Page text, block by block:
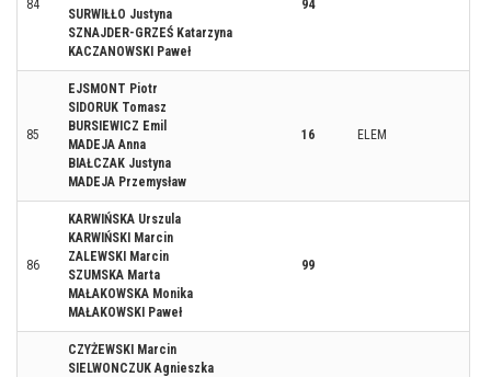
84
SURWIŁŁO Justyna
SZNAJDER-GRZEŚ Katarzyna
KACZANOWSKI Paweł
94
85
EJSMONT Piotr
SIDORUK Tomasz
BURSIEWICZ Emil
MADEJA Anna
BIAŁCZAK Justyna
MADEJA Przemysław
16 ELEM
86
KARWIŃSKA Urszula
KARWIŃSKI Marcin
ZALEWSKI Marcin
SZUMSKA Marta
MAŁAKOWSKA Monika
MAŁAKOWSKI Paweł
99
CZYŻEWSKI Marcin
SIELWONCZUK Agnieszka